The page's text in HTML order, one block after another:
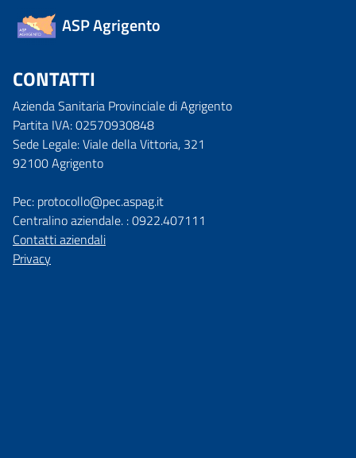
ASP Agrigento
CONTATTI
Azienda Sanitaria Provinciale di Agrigento
Partita IVA: 02570930848
Sede Legale: Viale della Vittoria, 321
92100 Agrigento
Pec: protocollo@pec.aspag.it
Centralino aziendale. : 0922.407111
Contatti aziendali
Privacy